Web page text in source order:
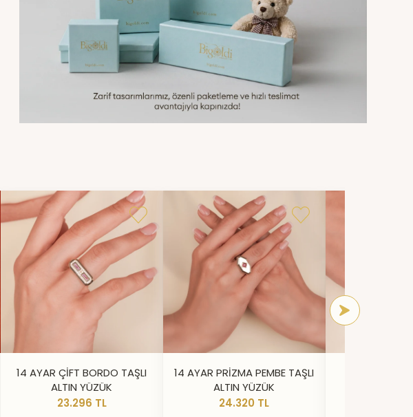
14 AYAR ÇİFT BORDO TAŞLI
ALTIN YÜZÜK
23.296 TL
14 AYAR PRİZMA PEMBE TAŞLI
ALTIN YÜZÜK
24.320 TL